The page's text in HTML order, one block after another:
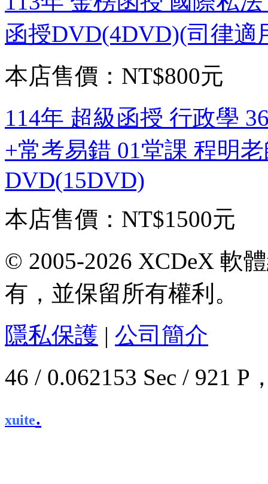
函授DVD(4DVD)(司律適
本店售價： NT$800元
114年 超級函授 行政學
+常考易錯 01堂課 程明
DVD(15DVD)
本店售價： NT$1500元
© 2005-2026 XCDeX 軟
有，並保留所有權利。
隱私保護 | 公司簡介
46 / 0.062153 Sec / 921
xuite.